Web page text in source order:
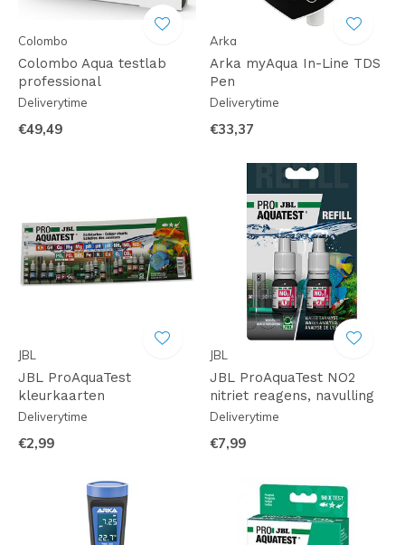
Colombo
Colombo Aqua testlab
professional
Deliverytime
€49,49
Arka
Arka myAqua In-Line TDS
Pen
Deliverytime
€33,37
JBL
JBL ProAquaTest
kleurkaarten
Deliverytime
€2,99
JBL
JBL ProAquaTest NO2
nitriet reagens, navulling
Deliverytime
€7,99